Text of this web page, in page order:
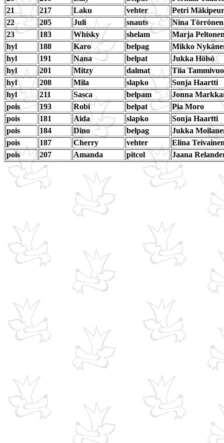
21
217 Laku vehter
Petri
22
205 Juli snauts
Nina Törrönen
23
183 Whisky shelam
Marja
hyl
188 Karo belpag
Mikko
hyl
191 Nana belpat
Jukka Hölsö
hyl
201 Mitzy dalmat
Tiia
hyl
208 Mila slapko
Sonja Haartti
hyl
211 Sasca belpam
Jonna
pois
193 Robi belpat
Pia Moro
pois
181 Aida slapko
Sonja Haartti
pois
184 Dino belpag
Jukka
pois
187 Cherry vehter
Elina
pois
207 Amanda pitcol Jaana